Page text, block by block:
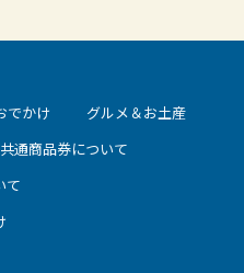
でかけ グルメ＆お土産
通商品券について
て